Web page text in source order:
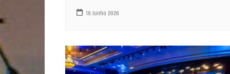
19 Junho 2026